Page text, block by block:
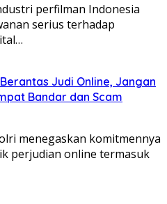
perfilman Indonesia
serius terhadap
Judi Online, Jangan
Bandar dan Scam
menegaskan komitmennya
perjudian online termasuk